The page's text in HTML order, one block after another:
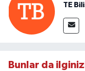
TE
Bunlar da